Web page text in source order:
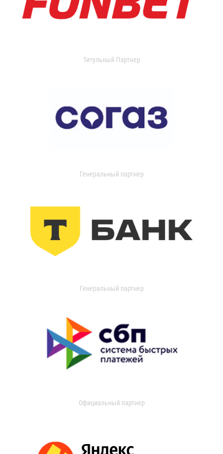
Титульный Партнер
Генеральный партнер
Генеральный партнер
Официальный партнер